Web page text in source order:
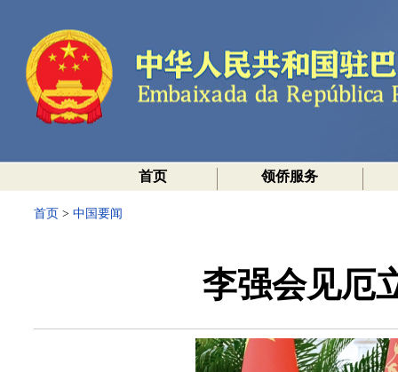
首页 领侨服务
首页 > 中国要闻
李强会见厄